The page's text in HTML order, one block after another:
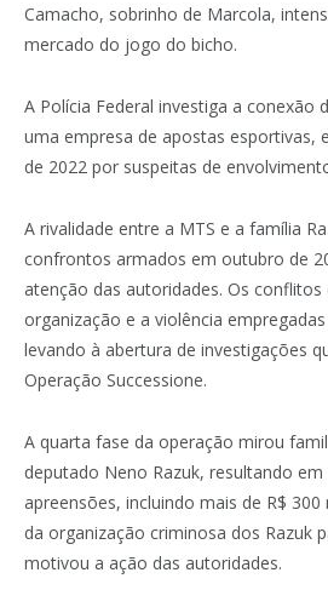
Camacho, sobrinho de Marcola,
mercado do jogo do bicho.
A Polícia Federal investiga a conexão
uma empresa de apostas esportivas,
de 2022 por suspeitas de
A rivalidade entre a MTS e a família
confrontos armados em outubro de
atenção das autoridades. Os conflitos
organização e a violência
levando à abertura de investigações
Operação Successione.
A quarta fase da operação mirou
deputado Neno Razuk, resultando
apreensões, incluindo mais de R$
da organização criminosa dos Razuk
motivou a ação das autoridades.